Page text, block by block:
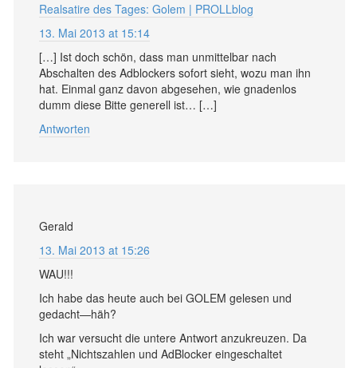
Realsatire des Tages: Golem | PROLLblog
13. Mai 2013 at 15:14
[…] Ist doch schön, dass man unmittelbar nach
Abschalten des Adblockers sofort sieht, wozu man ihn
hat. Einmal ganz davon abgesehen, wie gnadenlos
dumm diese Bitte generell ist… […]
Antworten
Gerald
13. Mai 2013 at 15:26
WAU!!!
Ich habe das heute auch bei GOLEM gelesen und
gedacht—häh?
Ich war versucht die untere Antwort anzukreuzen. Da
steht „Nichtszahlen und AdBlocker eingeschaltet